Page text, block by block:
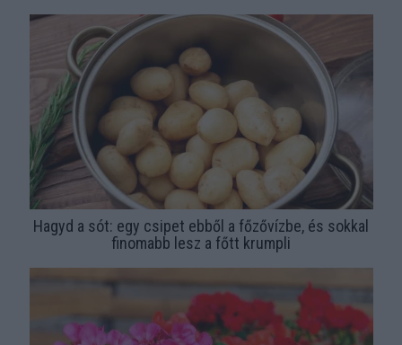
Hagyd a sót: egy csipet ebből a főzővízbe, és sokkal
finomabb lesz a főtt krumpli